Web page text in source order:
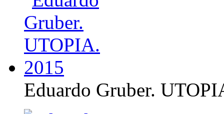
Eduardo Gruber.